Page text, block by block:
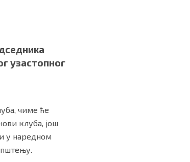
узастопног
чиме ће
клуба, још
у наредном